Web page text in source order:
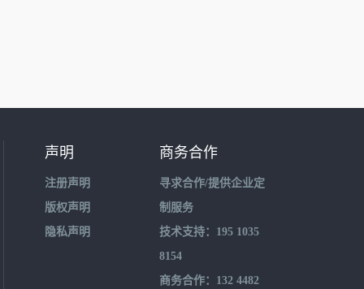
声明
注册声明
版权声明
隐私声明
商务合作
寻求合作/提供企业定
制服务
技术支持：195 1035
8154
商务合作：132 4482